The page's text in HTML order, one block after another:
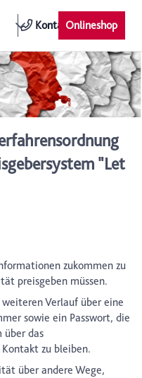
KontaktOnlineshop
"Let
zukommen zu
preisgeben müssen.
Verlauf über eine
sowie ein Passwort, die
über das
zu bleiben.
über andere Wege,